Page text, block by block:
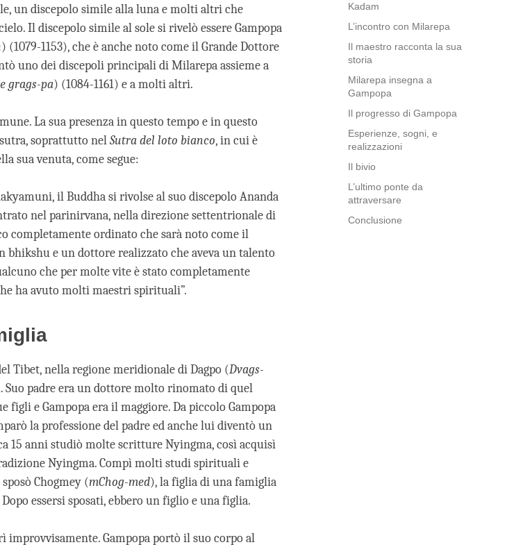
Kadam
L’incontro con Milarepa
Il maestro racconta la sua
storia
Milarepa insegna a
Gampopa
Il progresso di Gampopa
Esperienze, sogni, e
realizzazioni
Il bivio
L’ultimo ponte da
attraversare
Conclusione
un discepolo simile alla luna e molti altri che
Il discepolo simile al sole si rivelò essere Gampopa
) (1079-1153), che è anche noto come il Grande Dottore
uno dei discepoli principali di Milarepa assieme a
grags-pa) (1084-1161) e a molti altri.
La sua presenza in questo tempo e in questo
soprattutto nelSutra del loto bianco, in cui è
sua venuta, come segue:
il Buddha si rivolse al suo discepolo Ananda
nel parinirvana, nella direzione settentrionale di
completamente ordinato che sarà noto come il
bhikshu e un dottore realizzato che aveva un talento
che per molte vite è stato completamente
ha avuto molti maestri spirituali”.
Tibet, nella regione meridionale di Dagpo (Dvags-
Suo padre era un dottore molto rinomato di quel
figli e Gampopa era il maggiore. Da piccolo Gampopa
la professione del padre ed anche lui diventò un
15 anni studiò molte scritture Nyingma, così acquisì
Nyingma. Compì molti studi spirituali e
Chogmey (mChog-med), la figlia di una famiglia
essersi sposati, ebbero un figlio e una figlia.
improvvisamente. Gampopa portò il suo corpo al